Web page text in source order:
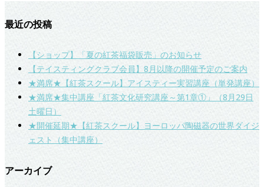
最近の投稿
【ショップ】「夏の紅茶福袋販売」のお知らせ
【テイスティングクラブ会員】8月以降の開催予定のご案内
★満席★【紅茶スクール】アイスティー実習講座（単発講座）
★満席★集中講座「紅茶文化研究講座～第1章①」（8月29日
土曜日）
★開催延期★【紅茶スクール】ヨーロッパ陶磁器の世界ダイジ
ェスト（集中講座）
アーカイブ